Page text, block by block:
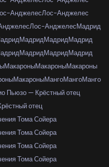
АнджелесЛос-Анджелес
Лос-АнджелесМадрид
МадридМадридМадрид
МадридМадридМадрид
МакароныМакароныМакароны
МакароныМангоМангоМанго
Пьюзо — Крёстный отец
отец
Тома Сойера
Тома Сойера
Тома Сойера
Тома Сойера